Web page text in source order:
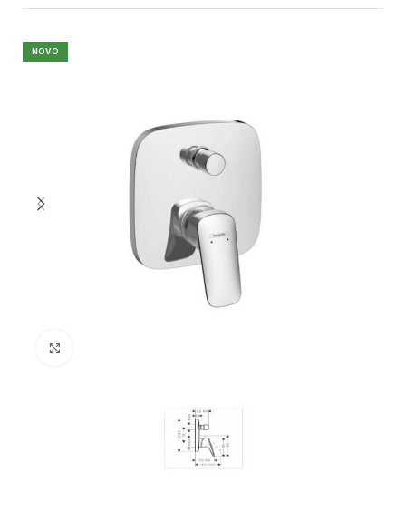
NOVO